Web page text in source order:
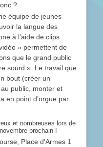
?
équipe de jeunes
la langue des
à l’aide de clips
» permettent de
que le grand public
sourd ». Le travail que
bout (créer un
public, monter et
en point d’orgue par
et nombreuses lors de
prochain !
Place d’Armes 1